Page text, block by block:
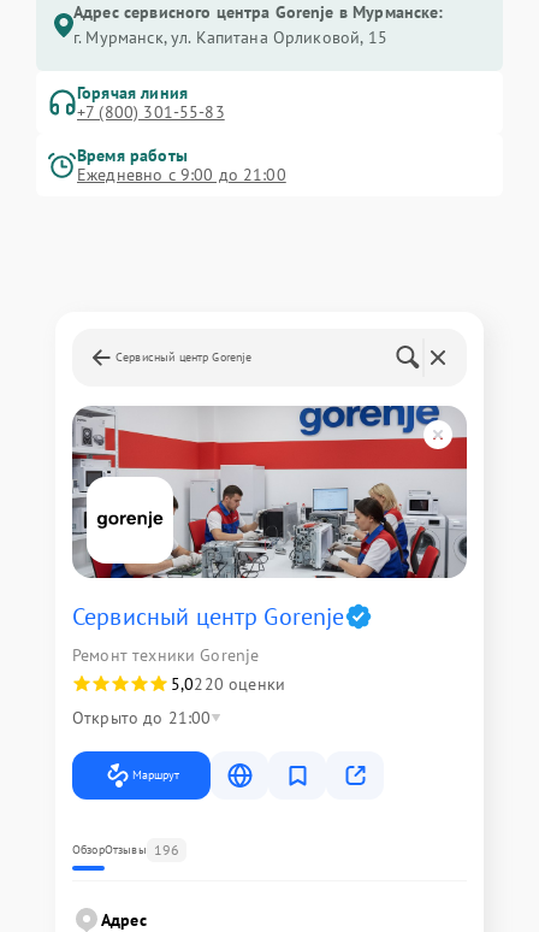
Адрес сервисного центра Gorenje в Мурманске:
г. Мурманск, ул. Капитана Орликовой, 15
Горячая линия
+7 (800) 301-55-83
Время работы
Ежедневно с 9:00 до 21:00
Сервисный центр Gorenje
Сервисный центр Gorenje
Ремонт техники Gorenje
5,0220 оценки
Открыто до 21:00
Маршрут
ОбзорОтзывы 196
Адрес